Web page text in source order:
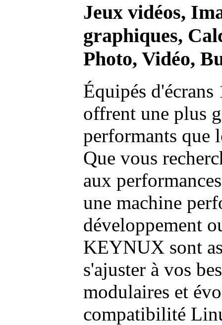
Jeux vidéos,
graphiques,
Photo, Vidéo,
Équipés
offrent une plus
performants que
Que vous
aux
une machine
développement
KEYNUX sont
s'ajuster à vos
modulaires et
compatibilité